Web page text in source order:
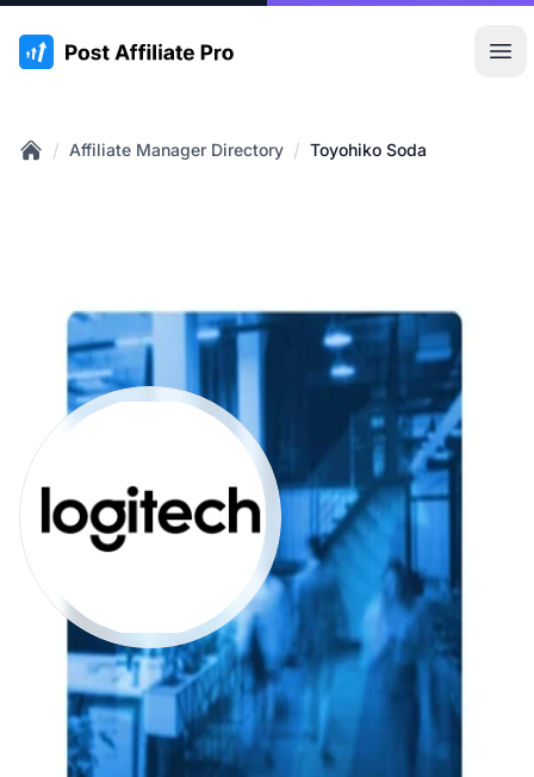
:site.title
/ Affiliate Manager Directory / Toyohiko Soda